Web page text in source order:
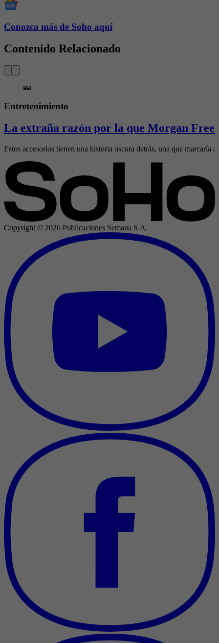
Conozca más de Soho aquí
Contenido Relacionado
Entretenimiento
La extraña razón por la que Morgan
Estos accesorios tienen una historia oscura detrás, una que marcaría
Copyright © 2026 Publicaciones Semana S.A.